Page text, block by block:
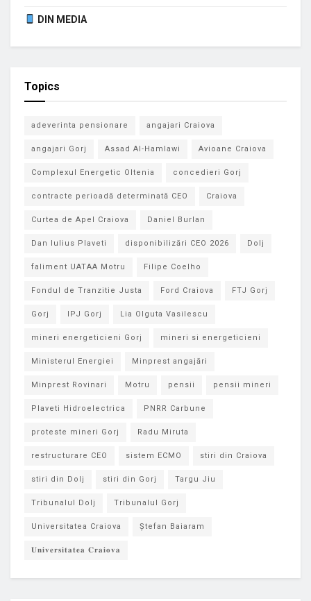
DIN MEDIA
Topics
adeverinta pensionare angajari Craiova
angajari Gorj Assad Al-Hamlawi Avioane Craiova
Complexul Energetic Oltenia concedieri Gorj
contracte perioadă determinată CEO Craiova
Curtea de Apel Craiova Daniel Burlan
Dan Iulius Plaveti disponibilizări CEO 2026 Dolj
faliment UATAA Motru Filipe Coelho
Fondul de Tranzitie Justa Ford Craiova FTJ Gorj
Gorj IPJ Gorj Lia Olguta Vasilescu
mineri energeticieni Gorj mineri si energeticieni
Ministerul Energiei Minprest angajări
Minprest Rovinari Motru pensii pensii mineri
Plaveti Hidroelectrica PNRR Carbune
proteste mineri Gorj Radu Miruta
restructurare CEO sistem ECMO stiri din Craiova
stiri din Dolj stiri din Gorj Targu Jiu
Tribunalul Dolj Tribunalul Gorj
Universitatea Craiova Ștefan Baiaram
𝐔𝐧𝐢𝐯𝐞𝐫𝐬𝐢𝐭𝐚𝐭𝐞𝐚 𝐂𝐫𝐚𝐢𝐨𝐯𝐚